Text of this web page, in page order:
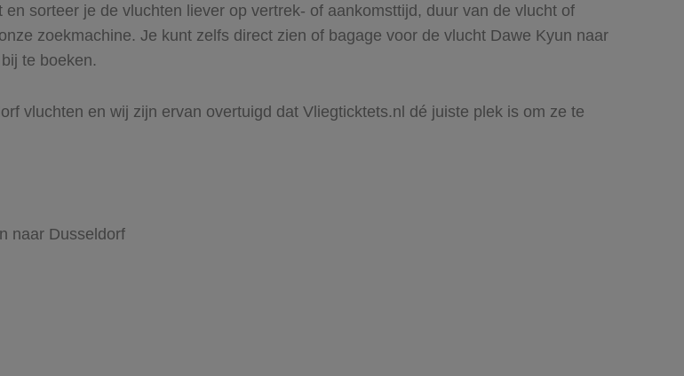
sorteer je de vluchten liever op vertrek- of aankomsttijd, duur van de vlucht of
zoekmachine. Je kunt zelfs direct zien of bagage voor de vlucht Dawe Kyun naar
te boeken.
vluchten en wij zijn ervan overtuigd dat Vliegticktets.nl dé juiste plek is om ze te
naar Dusseldorf